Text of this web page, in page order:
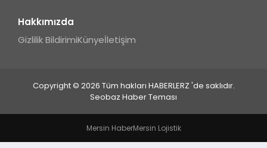
Hakkımızda
Gizlilik BildirimiKünyeİletişim
Copyright © 2026 Tüm hakları HABERLERZ 'de saklıdır.
Seobaz Haber Teması
Mersin HaberMersin Lojistik